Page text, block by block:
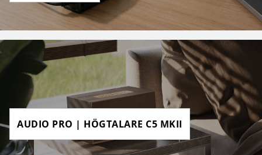
AUDIO PRO | HÖGTALARE C5 MKII